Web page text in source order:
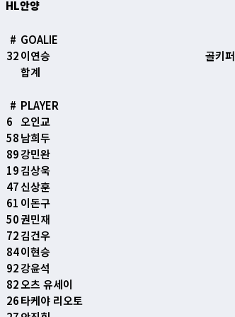
HL안양
# GOALIE
32이연승 골키퍼
합계
# PLAYER
6 오인교
58남희두
89강민완
19김상욱
47신상훈
61 이돈구
50권민재
72김건우
84이현승
92강윤석
82오츠 유세이
26타케야 리오토